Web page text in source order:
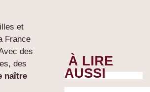
et
France
des
des
naître
À LIRE
AUSSI